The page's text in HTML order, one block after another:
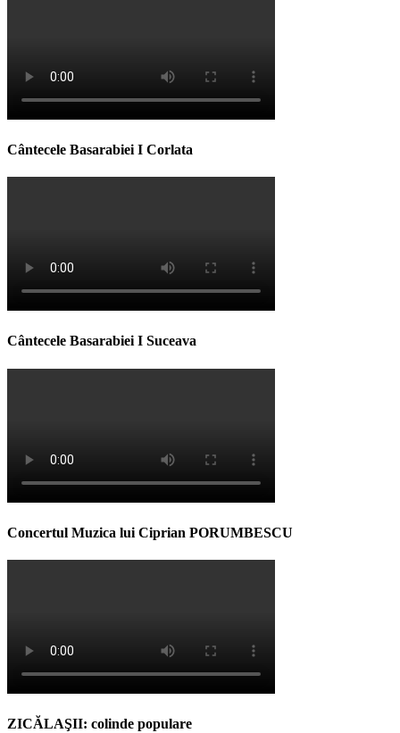
Cântecele Basarabiei I Corlata
Cântecele Basarabiei I Suceava
Concertul Muzica lui Ciprian PORUMBESCU
ZICĂLAŞII: colinde populare